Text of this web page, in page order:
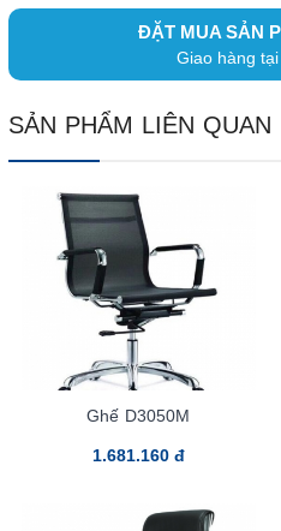
ĐẶT MUA SẢN
Giao hàng
SẢN PHẨM LIÊN QUAN
Ghế D3050M
1.681.160 đ